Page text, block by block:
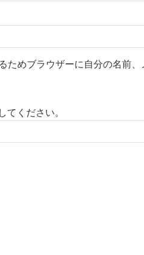
ためブラウザーに自分の名前、
てください。